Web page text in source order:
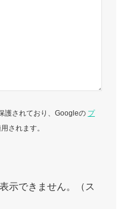
護されており、Googleの プ
されます。
示できません。（ス